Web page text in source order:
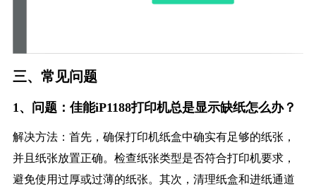
三、常见问题
1、问题：佳能iP1188打印机总是显示缺纸怎么办？
解决方法：首先，确保打印机纸盒中确实有足够的纸张，
并且纸张放置正确。检查纸张类型是否符合打印机要求，
避免使用过厚或过薄的纸张。其次，清理纸盒和进纸通道